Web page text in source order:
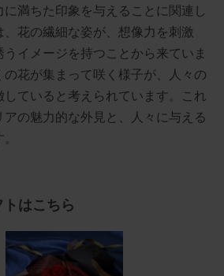
満ちた印象を与えることに関連し
花の繊細な姿が、想像力を刺激
イメージを持つことから来ていま
花が集まって咲く様子が、人々の
ていると考えられています。これ
の魅力的な外見と、人々に与える
はこちら